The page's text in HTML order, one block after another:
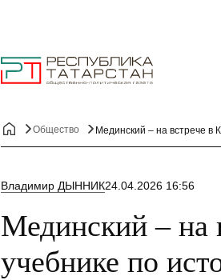
Общество Мединский – на встрече в
Владимир ДЫННИК24.04.2026 16:56
Мединский – на
учебнике по